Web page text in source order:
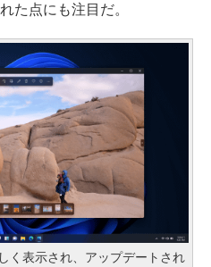
た点にも注目だ。
く表示され、アップデートされ